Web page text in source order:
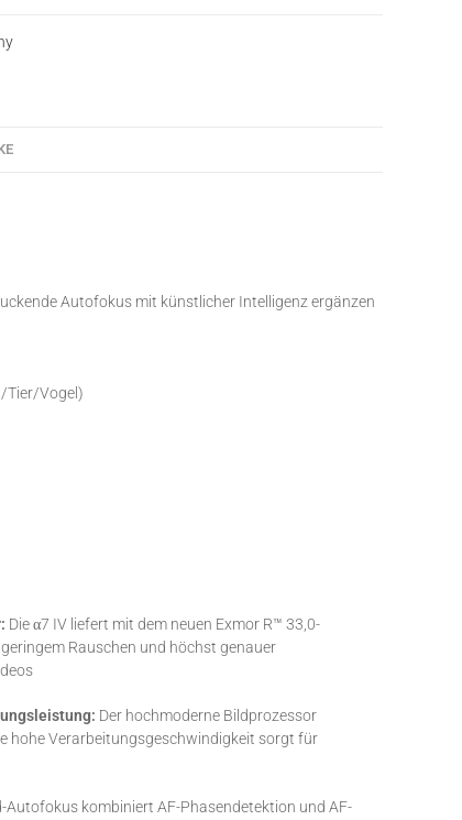
Autofokus mit künstlicher Intelligenz ergänzen
Tier/Vogel)
Die α7 IV liefert mit dem neuen Exmor R™ 33,0-
Rauschen und höchst genauer
Der hochmoderne Bildprozessor
hohe Verarbeitungsgeschwindigkeit sorgt für
Autofokus kombiniert AF-Phasendetektion und AF-